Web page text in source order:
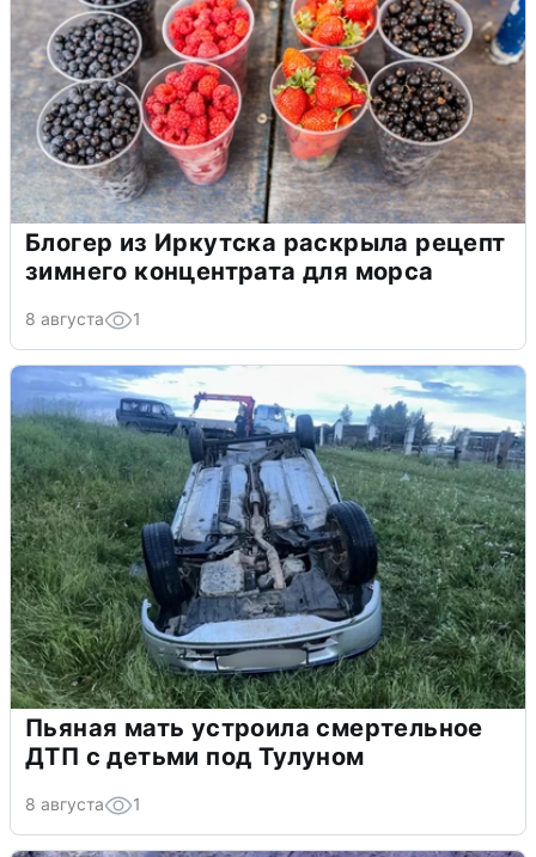
Блогер из Иркутска раскрыла рецепт
зимнего концентрата для морса
8 августа 1
Пьяная мать устроила смертельное
ДТП с детьми под Тулуном
8 августа 1